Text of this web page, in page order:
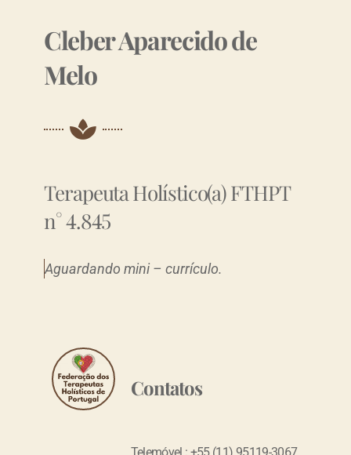
Cleber Aparecido de
Melo
Terapeuta Holístico(a) FTHPT
n° 4.845
Aguardando mini – currículo.
Contatos
Telemóvel : +55 (11) 95119-3067